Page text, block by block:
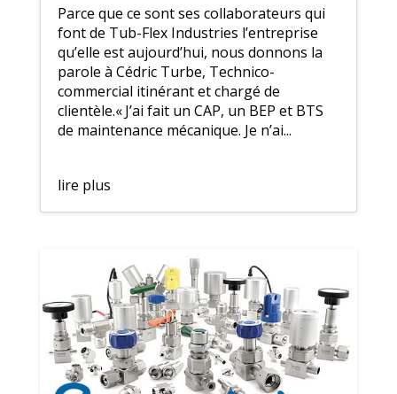
Parce que ce sont ses collaborateurs qui
font de Tub-Flex Industries l’entreprise
qu’elle est aujourd’hui, nous donnons la
parole à Cédric Turbe, Technico-
commercial itinérant et chargé de
clientèle.« J’ai fait un CAP, un BEP et BTS
de maintenance mécanique. Je n’ai...
lire plus